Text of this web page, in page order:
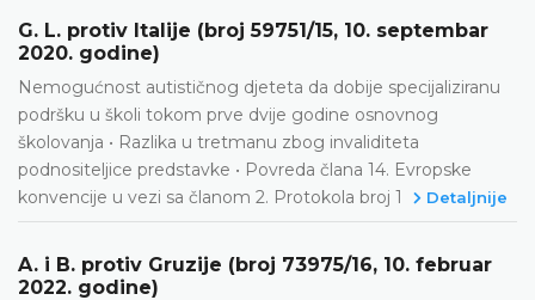
G. L. protiv Italije (broj 59751/15, 10. septembar
2020. godine)
Nemogućnost autističnog djeteta da dobije specijaliziranu
podršku u školi tokom prve dvije godine osnovnog
školovanja • Razlika u tretmanu zbog invaliditeta
podnositeljice predstavke • Povreda člana 14. Evropske
konvencije u vezi sa članom 2. Protokola broj 1
Detaljnije
A. i B. protiv Gruzije (broj 73975/16, 10. februar
2022. godine)